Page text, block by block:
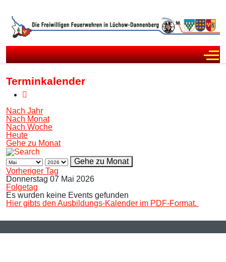
Terminkalender
Nach Jahr
Nach Monat
Nach Woche
Heute
Gehe zu Monat
Gehe zu Monat
Vorheriger Tag
Donnerstag 07 Mai 2026
Folgetag
Es wurden keine Events gefunden
Hier gibts den Ausbildungs-Kalender im PDF-Format.